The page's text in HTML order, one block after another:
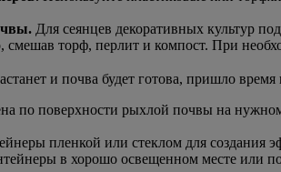
Для сеянцев декоративных культур
смешав торф, перлит и компост. При
и почва будет готова, пришло
по поверхности рыхлой почвы на
пленкой или стеклом для создания
в хорошо освещенном месте или